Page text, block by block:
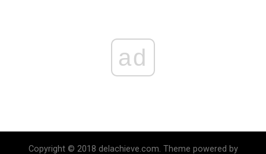
ad
Copyright © 2018 delachieve.com. Theme powered by